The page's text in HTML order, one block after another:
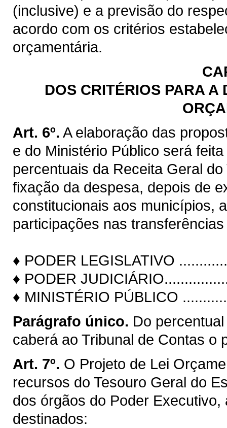
(inclusive) e a previsão do
acordo com os critérios
orçamentária.
DOS CRITÉRIOS PARA A
Art. 6º. A elaboração das
e do Ministério Público será
percentuais da Receita Geral
fixação da despesa, depois de
constitucionais aos municípios,
participações nas
♦ PODER LEGISLATIVO
♦ PODER
♦ MINISTÉRIO PÚBLICO
Parágrafo único. Do
caberá ao Tribunal de Contas o
Art. 7º. O Projeto de Lei
recursos do Tesouro Geral do
dos órgãos do Poder
destinados: